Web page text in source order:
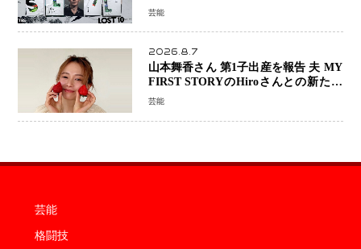
演『LOST10』で異色バディ結成
芸能
2026.8.7
山本舞香さん 第1子出産を報告 夫 MY
FIRST STORYのHiroさんとの新たな
家族生活「母子ともに健康」
芸能
芸能
格闘技